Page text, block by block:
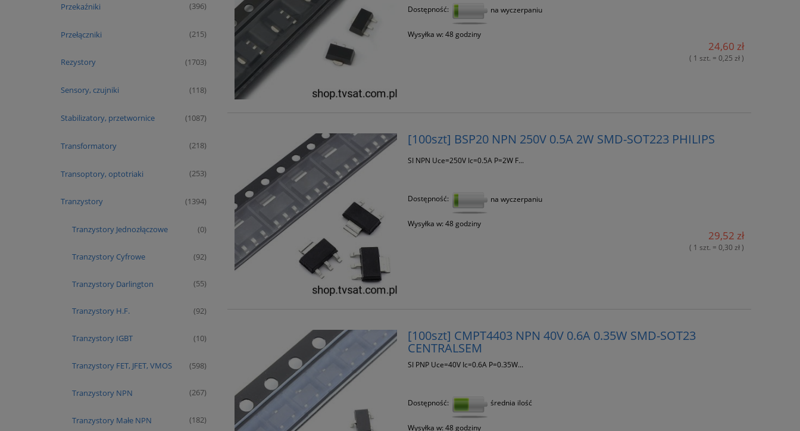
Przekaźniki (396)
Przełączniki (215)
Rezystory (1703)
Sensory, czujniki (118)
Stabilizatory, przetwornice (1087)
Transformatory (218)
Transoptory, optotriaki (253)
Tranzystory (1394)
Tranzystory Jednozłączowe (0)
Tranzystory Cyfrowe (92)
Tranzystory Darlington (55)
Tranzystory H.F. (92)
Tranzystory IGBT (10)
Tranzystory FET, JFET, VMOS (598)
Tranzystory NPN (267)
Tranzystory Małe NPN (182)
Dostępność: na wyczerpaniu
Wysyłka w: 48 godziny
24,60 zł
( 1 szt. = 0,25 zł )
[100szt] BSP20 NPN 250V 0.5A 2W SMD-SOT223 PHILIPS
SI NPN Uce=250V Ic=0.5A P=2W F...
Dostępność: na wyczerpaniu
Wysyłka w: 48 godziny
29,52 zł
( 1 szt. = 0,30 zł )
[100szt] CMPT4403 NPN 40V 0.6A 0.35W SMD-SOT23
CENTRALSEM
SI PNP Uce=40V Ic=0.6A P=0.35W...
Dostępność: średnia ilość
Wysyłka w: 48 godziny